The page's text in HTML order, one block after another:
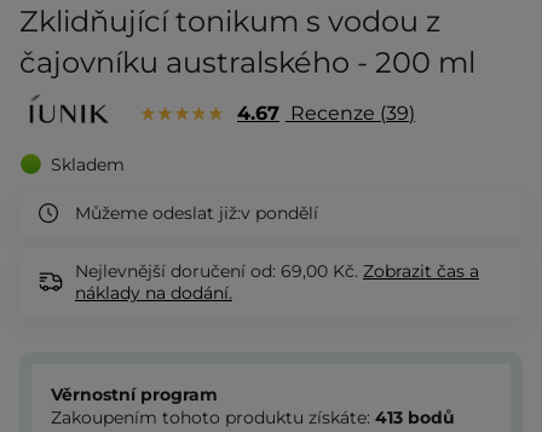
Zklidňující tonikum s vodou z
čajovníku australského - 200 ml
4.67 Recenze 39
Skladem
Můžeme odeslat již:v pondělí
Nejlevnější doručení od: 69,00 Kč. Zobrazit čas a
náklady na dodání.
Věrnostní program
Zakoupením tohoto produktu získáte: 413 bodů